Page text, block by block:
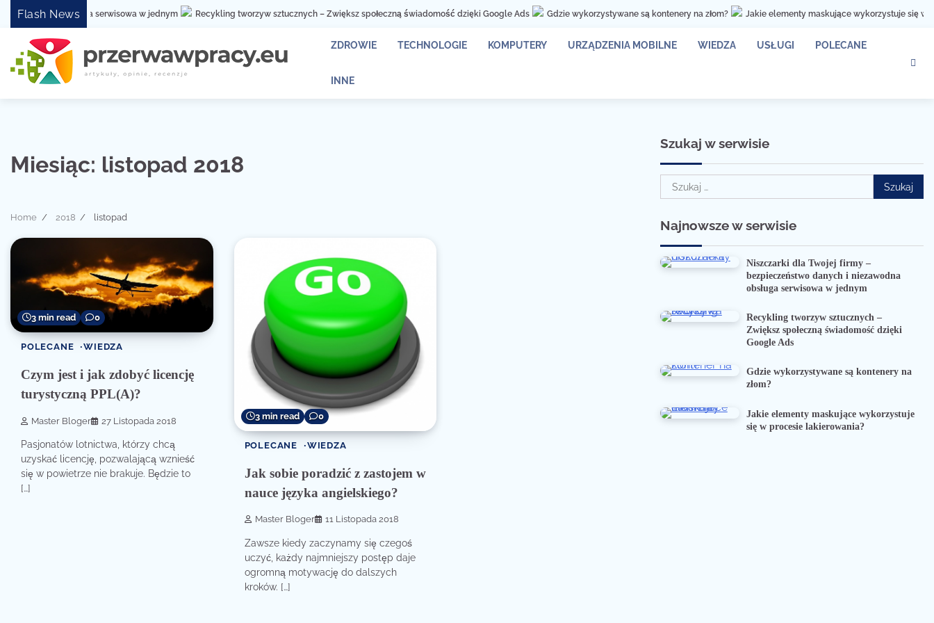
Skip
content
Flash News
obsługa serwisowa w jednym Recykling tworzyw sztucznych – Zwiększ społeczną świadomość dzięki Google Ads Gdzie wykorzystywane są kontenery na złom? Jakie elementy maskujące wykorzystuje się w
ZDROWIE TECHNOLOGIE KOMPUTERY URZĄDZENIA MOBILNE WIEDZA USŁUGI POLECANE
INNE
Miesiąc: listopad 2018
Home 2018 listopad
3 min read 0
POLECANE WIEDZA
Czym jest i jak zdobyć licencję
turystyczną PPL(A)?
Master Bloger 27 Listopada 2018
Pasjonatów lotnictwa, którzy chcą
uzyskać licencję, pozwalającą wznieść
się w powietrze nie brakuje. Będzie to
[…]
3 min read 0
POLECANE WIEDZA
Jak sobie poradzić z zastojem w
nauce języka angielskiego?
Master Bloger 11 Listopada 2018
Zawsze kiedy zaczynamy się czegoś
uczyć, każdy najmniejszy postęp daje
ogromną motywację do dalszych
kroków. […]
Szukaj w serwisie
Szukaj:
Najnowsze w serwisie
Niszczarki dla Twojej firmy –
bezpieczeństwo danych i niezawodna
obsługa serwisowa w jednym
Recykling tworzyw sztucznych –
Zwiększ społeczną świadomość dzięki
Google Ads
Gdzie wykorzystywane są kontenery na
złom?
Jakie elementy maskujące wykorzystuje
się w procesie lakierowania?